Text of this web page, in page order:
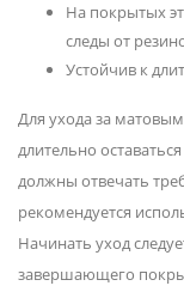
На покрытых
следы от
Устойчив к
Для ухода за
длительно
должны отвечать
рекомендуется
Начинать уход
завершающего